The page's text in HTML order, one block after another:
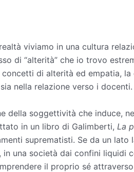
viviamo in una cultura
di “alterità” che io trovo
di alterità ed empatia,
nella relazione verso i docenti.
della soggettività che induce,
in un libro di Galimberti, La
suprematisti. Se da un lato
una società dai confini liquidi
il proprio sé